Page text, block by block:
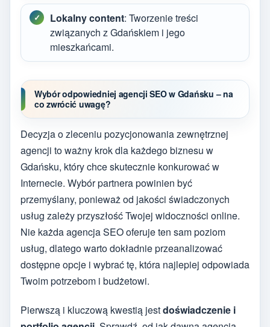
Lokalny content: Tworzenie treści
związanych z Gdańskiem i jego
mieszkańcami.
Wybór odpowiedniej agencji SEO w Gdańsku – na
co zwrócić uwagę?
Decyzja o zleceniu pozycjonowania zewnętrznej
agencji to ważny krok dla każdego biznesu w
Gdańsku, który chce skutecznie konkurować w
Internecie. Wybór partnera powinien być
przemyślany, ponieważ od jakości świadczonych
usług zależy przyszłość Twojej widoczności online.
Nie każda agencja SEO oferuje ten sam poziom
usług, dlatego warto dokładnie przeanalizować
dostępne opcje i wybrać tę, która najlepiej odpowiada
Twoim potrzebom i budżetowi.
Pierwszą i kluczową kwestią jestdoświadczenie i